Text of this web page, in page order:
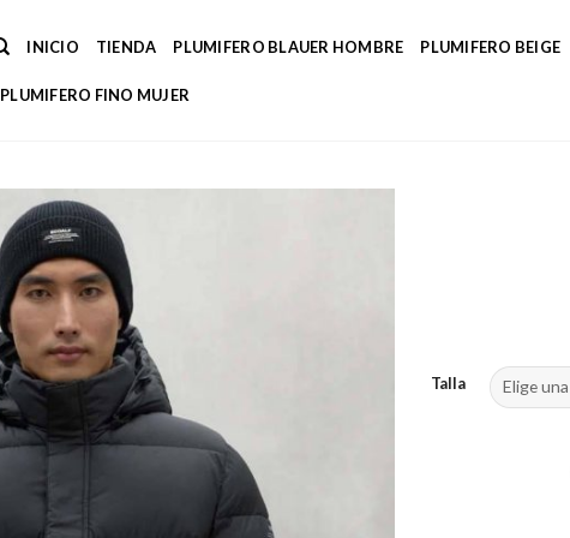
INICIO TIENDA PLUMIFERO BLAUER HOMBRE PLUMIFERO BEIGE
PLUMIFERO FINO MUJER
Talla